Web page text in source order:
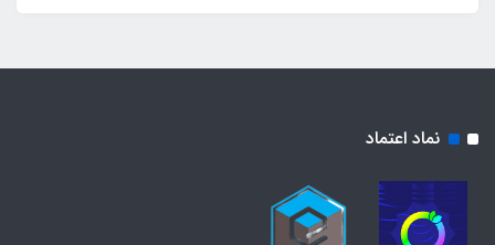
نماد اعتماد